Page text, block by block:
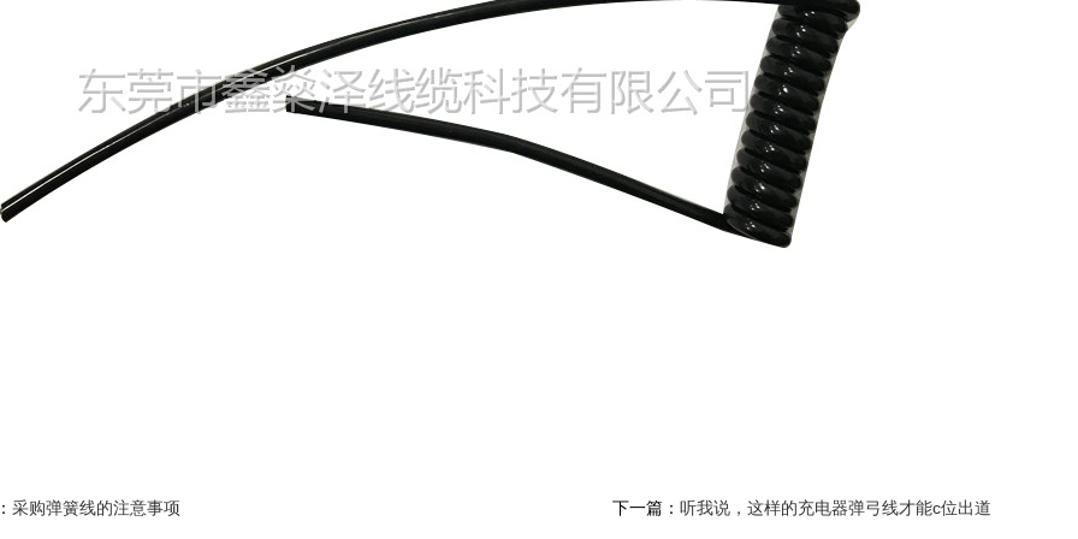
采购弹簧线的注意事项 下一篇： 听我说，这样的充电器弹弓线才能c位出道